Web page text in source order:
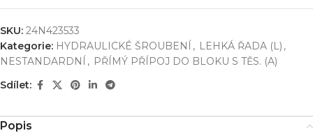
SKU: 24N423533
Kategorie: HYDRAULICKÉ ŠROUBENÍ , LEHKÁ ŘADA (L) ,
NESTANDARDNÍ , PŘÍMÝ PŘÍPOJ DO BLOKU S TĚS. (A)
Sdílet:
Popis